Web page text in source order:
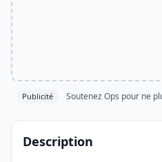
Publicité Soutenez Ops pour ne
Description